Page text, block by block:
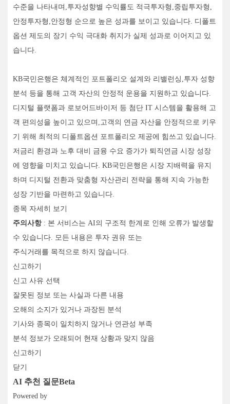
수준을 나타내며,투자성향별 수익률도 적극투자형,중립투자형,
안정투자형,안정형 순으로 높은 성과를 보이고 있습니다. 디폴트
옵션 제도의 장기 수익 극대화 취지가 실제 성과로 이어지고 있
습니다.
KB국민은행은 체계적인 포트폴리오 설계와 리밸런싱,투자 성향
분석 등을 통해 고객 자산의 안정적 운용을 지원하고 있습니다.
디지털 플랫폼과 로보어드바이저 등 첨단 IT 시스템을 활용해 고
객 편의성을 높이고 있으며,고객의 연금 자산을 안정적으로 키우
기 위해 최적의 디폴트옵션 포트폴리오 제공에 힘쓰고 있습니다.
저금리 환경과 노후 대비 금융 수요 증가가 퇴직연금 시장 성장
에 영향을 미치고 있습니다. KB국민은행은 시장 지배력을 유지
하며 디지털 전환과 맞춤형 자산관리 전략을 통해 지속 가능한
성장 기반을 마련하고 있습니다.
종목 자세히 보기
주의사항: 본 서비스는 AI의 구조적 한계로 인해 오류가 발생할
수 있습니다. 모든 내용은 투자 권유 또는
주식거래를 목적으로 하지 않습니다.
신고하기
신고 사유 선택
잘못된 정보 또는 사실과 다른 내용
오해의 소지가 있거나 과장된 분석
기사와 종목이 일치하지 않거나 연관성 부족
분석 정보가 오래되어 현재 상황과 맞지 않음
신고하기
닫기
AI 추천 질문Beta
Powered by